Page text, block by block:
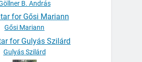
B. András
Gősi Mariann
Gulyás Szilárd